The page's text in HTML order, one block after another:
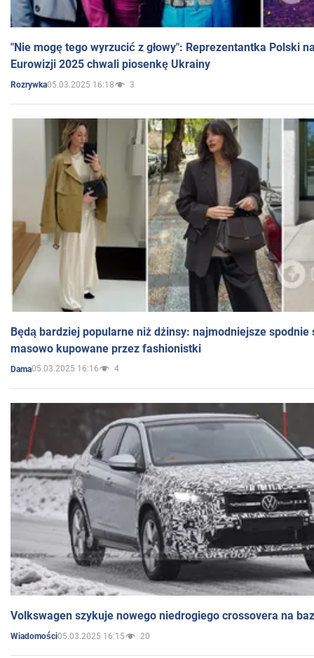
"Nie mogę tego wyrzucić z głowy": Reprezentantka Polski
Eurowizji 2025 chwali piosenkę Ukrainy
Rozrywka05.03.2025 16:18 3
Będą bardziej popularne niż dżinsy: najmodniejsze spodnie
masowo kupowane przez fashionistki
Dama05.03.2025 16:16 4
Volkswagen szykuje nowego niedrogiego crossovera na
Wiadomości05.03.2025 16:15 20